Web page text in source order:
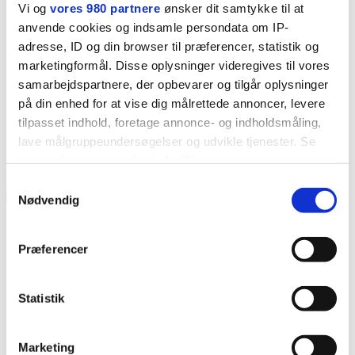
Vi og vores 980 partnere ønsker dit samtykke til at
anvende cookies og indsamle persondata om IP-
adresse, ID og din browser til præferencer, statistik og
marketingformål. Disse oplysninger videregives til vores
samarbejdspartnere, der opbevarer og tilgår oplysninger
på din enhed for at vise dig målrettede annoncer, levere
tilpasset indhold, foretage annonce- og indholdsmåling,
lave målgruppeundersøgelser og udvikle tjenester. Se
tilbage eller ændre indstillinger fra vores
"Cookiedeklaration", eller ved at trykke på "Privacy
at analysere vores trafik. Vi deler også oplysninger om
Nødvendig
Præferencer
Statistik
Marketing
”Den store besparelse, C-Solution lovede os ved at
skifte til Uni-tel, holdt vand”
Antal medarbejdere:200+
Løsning: One-Connect
Antal medarbejdere:
Branche:Reklame
"Et rigtig fint forløb"